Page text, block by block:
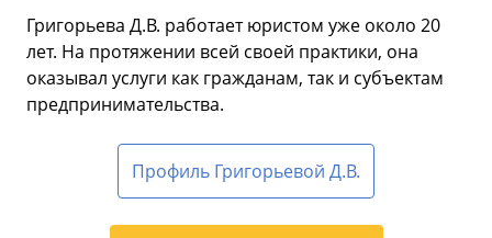
Григорьева Д.В. работает юристом уже около 20
лет. На протяжении всей своей практики, она
оказывал услуги как гражданам, так и субъектам
предпринимательства.
Профиль Григорьевой Д.В.